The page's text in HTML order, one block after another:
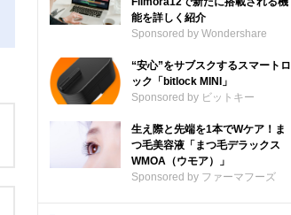
能を詳しく紹介
Sponsored by Wondershare
“安心”をサブスクするスマートロ
ック「bitlock MINI」
Sponsored by ビットキー
生え際と先端を1本でWケア！ま
つ毛美容液「まつ毛デラックス
WMOA（ウモア）」
Sponsored by ファーマフーズ